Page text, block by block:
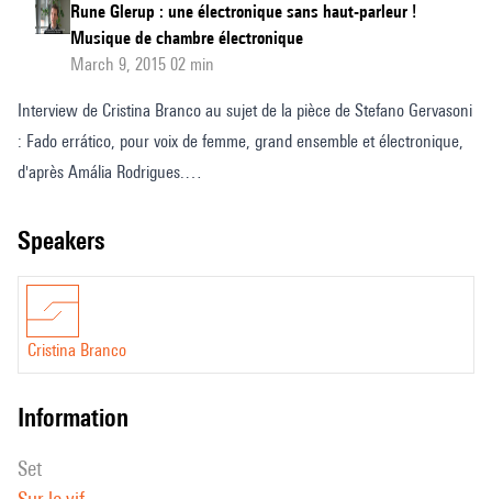
Rune Glerup : une électronique sans haut-parleur !
Musique de chambre électronique
March 9, 2015 02 min
Interview de Cristina Branco au sujet de la pièce de Stefano Gervasoni
: Fado errático, pour voix de femme, grand ensemble et électronique,
d'après Amália Rodrigues.
© Ircam, 2015
speakers
Cristina Branco
information
set